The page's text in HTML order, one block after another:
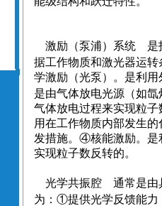
激励 （泵浦 ） 系统 是
据工作物质和激光器运
学激励 （光泵 ）
。是利
是由气体放电光源（如
气体放电过程来实现粒
用在工作物质内部发生
发措施。④核能激励。是
实现粒子数反转的。
光学共振腔 通常是由
为：①提供光学反馈能力